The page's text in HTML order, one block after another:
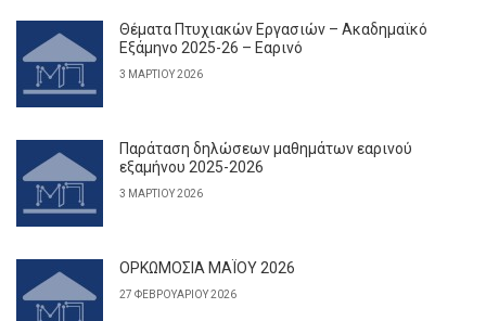
Θέματα Πτυχιακών Εργασιών – Ακαδημαϊκό
Εξάμηνο 2025-26 – Εαρινό
3 ΜΑΡΤΊΟΥ 2026
Παράταση δηλώσεων μαθημάτων εαρινού
εξαμήνου 2025-2026
3 ΜΑΡΤΊΟΥ 2026
ΟΡΚΩΜΟΣΙΑ ΜΑΪΟΥ 2026
27 ΦΕΒΡΟΥΑΡΊΟΥ 2026